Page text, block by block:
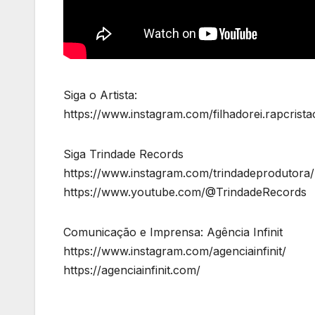
Siga o Artista:
https://www.instagram.com/
Siga Trindade Records
https://www.instagram.com/trindadeprodutora/
https://www.youtube.com/@TrindadeRecords
Comunicação e Imprensa: Agência Infinit
https://www.instagram.com/agenciainfinit/
https://agenciainfinit.com/